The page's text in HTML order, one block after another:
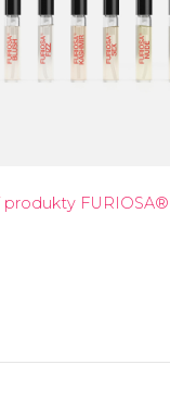
produkty FURIOSA®